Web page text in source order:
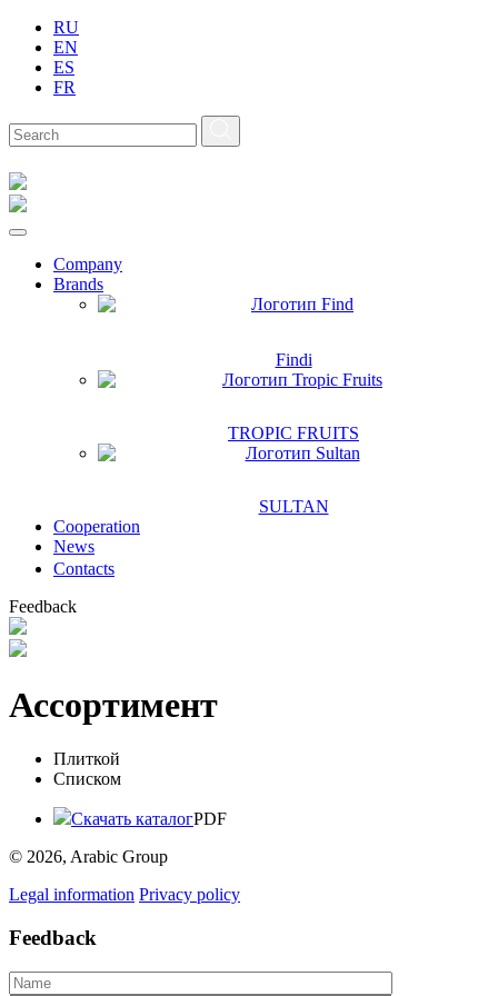
RU
EN
ES
FR
Company
Brands
Findi
TROPIC FRUITS
SULTAN
Сooperation
News
Contacts
Feedback
Ассортимент
Плиткой
Списком
Скачать каталогPDF
© 2026, Arabic Group
Legal information Privacy policy
Feedback